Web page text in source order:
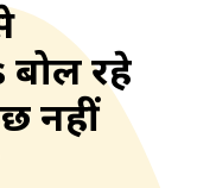
रहे
नहीं